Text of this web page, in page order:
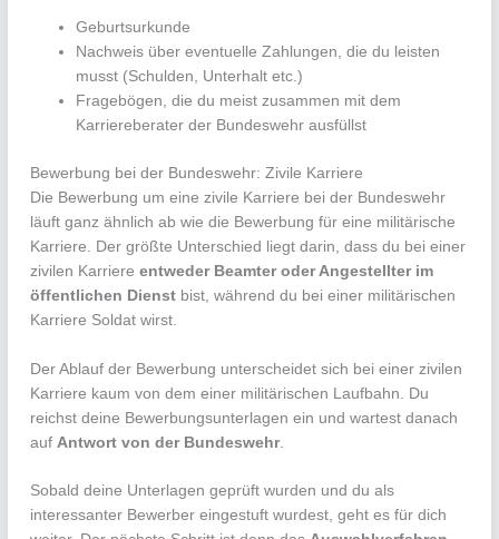
Geburtsurkunde
Nachweis über eventuelle Zahlungen, die du leisten
musst (Schulden, Unterhalt etc.)
Fragebögen, die du meist zusammen mit dem
Karriereberater der Bundeswehr ausfüllst
Bewerbung bei der Bundeswehr: Zivile Karriere
Die Bewerbung um eine zivile Karriere bei der Bundeswehr
läuft ganz ähnlich ab wie die Bewerbung für eine militärische
Karriere. Der größte Unterschied liegt darin, dass du bei einer
zivilen Karriereentweder Beamter oder Angestellter im
öffentlichen Dienst bist, während du bei einer militärischen
Karriere Soldat wirst.
Der Ablauf der Bewerbung unterscheidet sich bei einer zivilen
Karriere kaum von dem einer militärischen Laufbahn. Du
reichst deine Bewerbungsunterlagen ein und wartest danach
auf Antwort von der Bundeswehr.
Sobald deine Unterlagen geprüft wurden und du als
interessanter Bewerber eingestuft wurdest, geht es für dich